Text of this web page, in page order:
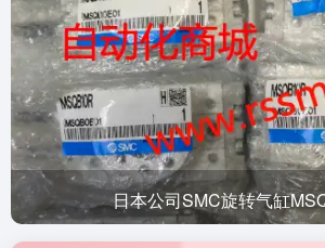
日本公司SMC旋转气缸